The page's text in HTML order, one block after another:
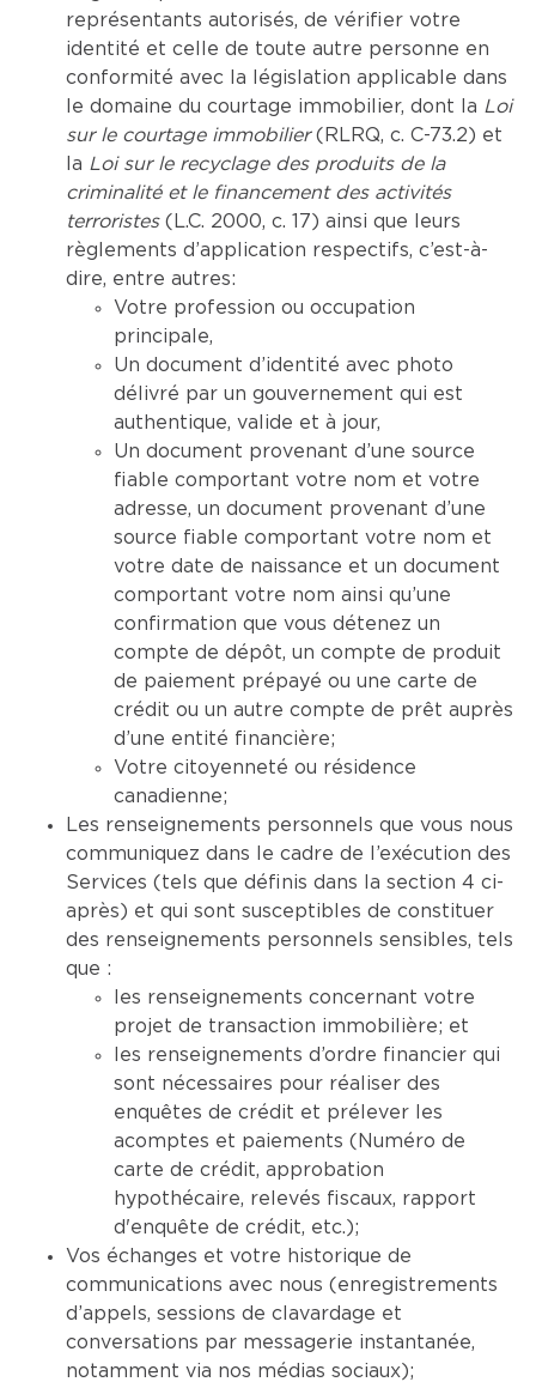
représentants autorisés, de vérifier votre
identité et celle de toute autre personne en
conformité avec la législation applicable dans
le domaine du courtage immobilier, dont la Loi
sur le courtage immobilier(RLRQ, c. C-73.2) et
la Loi sur le recyclage des produits de la
criminalité et le financement des activités
terroristes(L.C. 2000, c. 17) ainsi que leurs
règlements d’application respectifs, c’est-à-
dire, entre autres:
Votre profession ou occupation
principale,
Un document d’identité avec photo
délivré par un gouvernement qui est
authentique, valide et à jour,
Un document provenant d’une source
fiable comportant votre nom et votre
adresse, un document provenant d’une
source fiable comportant votre nom et
votre date de naissance et un document
comportant votre nom ainsi qu’une
confirmation que vous détenez un
compte de dépôt, un compte de produit
de paiement prépayé ou une carte de
crédit ou un autre compte de prêt auprès
d’une entité financière;
Votre citoyenneté ou résidence
canadienne;
Les renseignements personnels que vous nous
communiquez dans le cadre de l’exécution des
Services (tels que définis dans la section 4 ci-
après) et qui sont susceptibles de constituer
des renseignements personnels sensibles, tels
que :
les renseignements concernant votre
projet de transaction immobilière; et
les renseignements d’ordre financier qui
sont nécessaires pour réaliser des
enquêtes de crédit et prélever les
acomptes et paiements (Numéro de
carte de crédit, approbation
hypothécaire, relevés fiscaux, rapport
d'enquête de crédit, etc.);
Vos échanges et votre historique de
communications avec nous (enregistrements
d’appels, sessions de clavardage et
conversations par messagerie instantanée,
notamment via nos médias sociaux);